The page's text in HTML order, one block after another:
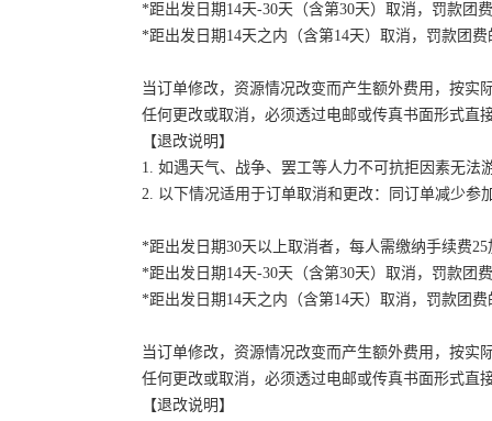
*距出发日期14天-30天（含第30天）取消，罚款团
*距出发日期14天之内（含第14天）取消，罚款团费
当订单修改，资源情况改变而产生额外费用，按实
任何更改或取消，必须透过电邮或传真书面形式直
【退改说明】
1. 如遇天气、战争、罢工等人力不可抗拒因素无
2. 以下情况适用于订单取消和更改：同订单减少
*距出发日期30天以上取消者，每人需缴纳手续费
*距出发日期14天-30天（含第30天）取消，罚款团
*距出发日期14天之内（含第14天）取消，罚款团费
当订单修改，资源情况改变而产生额外费用，按实
任何更改或取消，必须透过电邮或传真书面形式直
【退改说明】